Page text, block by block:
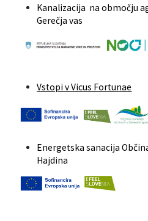
Kanalizacija na območju
Gerečja vas
Vstopi v Vicus Fortunae
Energetska sanacija
Hajdina